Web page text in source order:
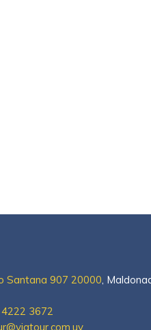
Santana 907 20000,
3672